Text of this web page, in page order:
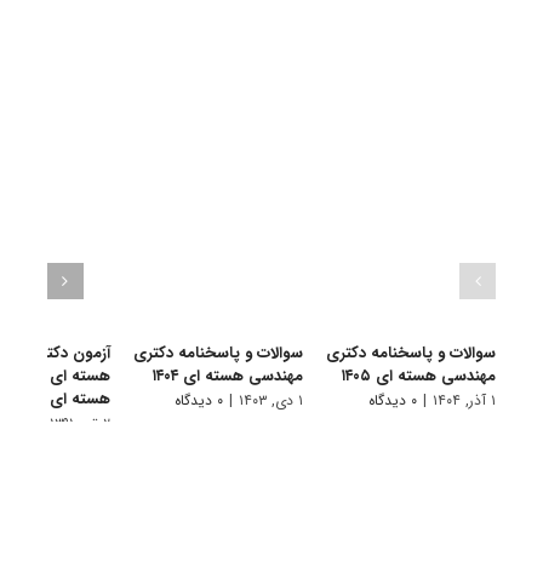
سوالات و پاسخنامه دکتری
مهندسی هسته ای ۱۴۰۵
۱ آذر, ۱۴۰۴ | ۰ دیدگاه
سوالات و پاسخنامه دکتری
مهندسی هسته ای ۱۴۰۴
۱ دی, ۱۴۰۳ | ۰ دیدگاه
آزمون دکتری
هسته ای –
هسته ای 91
۲ تیر, ۱۳۹۱